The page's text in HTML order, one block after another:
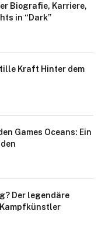
Biografie, Karriere,
in “Dark”
Kraft Hinter dem
Games Oceans: Ein
Der legendäre